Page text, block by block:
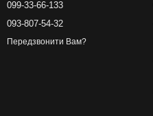
099-33-66-133
093-807-54-32
Передзвонити Вам?